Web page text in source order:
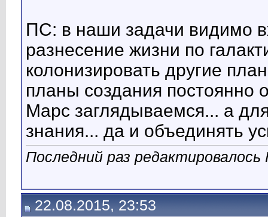
ПС: в наши задачи видимо
разнесение жизни по
колонизировать другие
планы создания постоянно
Марс заглядываемся... а
знания... да и объединять
Последний раз
22.08.2015, 23:53